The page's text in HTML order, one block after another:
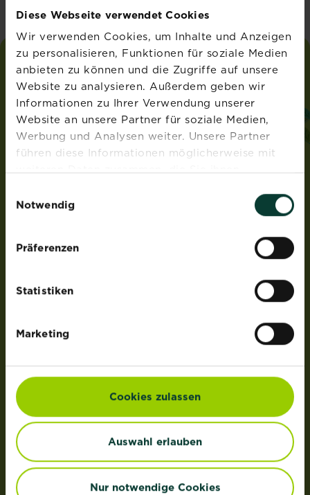
Diese Webseite verwendet Cookies
Wir verwenden Cookies, um Inhalte und Anzeigen
zu personalisieren, Funktionen für soziale Medien
anbieten zu können und die Zugriffe auf unsere
Website zu analysieren. Außerdem geben wir
Informationen zu Ihrer Verwendung unserer
Website an unsere Partner für soziale Medien,
Werbung und Analysen weiter. Unsere Partner
führen diese Informationen möglicherweise mit
weiteren Daten zusammen, die Sie ihnen
Nutzung der Dienste gesammelt haben.
Notwendig
Präferenzen
Statistiken
Marketing
Cookies zulassen
Auswahl erlauben
Nur notwendige Cookies
liebedeinengarten
von Substral®
ADRESSE
Evergreen Garden Care Österreich GmbH
Franz-Brötzner-Straße 11-13
ROUNDUP® und Osmocote® sind eingetragene Marken
Weedex®, Tomcat®, Magisches Rasen-Pflaster®,
EasyGreen®, EvenGreen® und HandyGreen® sind Marken
der Lizenz von OMS Investments, Inc.
Dünger
Pflanzenschutz
Grundstoffe
Schädlinge
Reinigungsmittel